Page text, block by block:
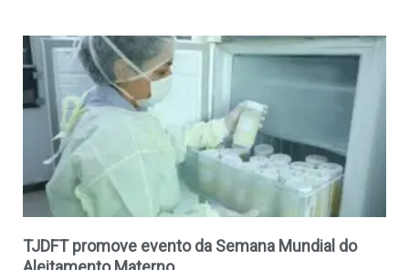
TJDFT promove evento da Semana Mundial do